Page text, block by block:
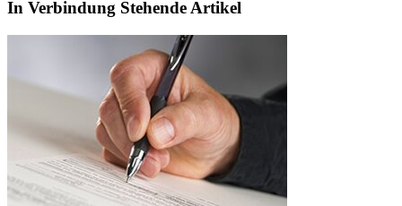
In Verbindung Stehende Artikel